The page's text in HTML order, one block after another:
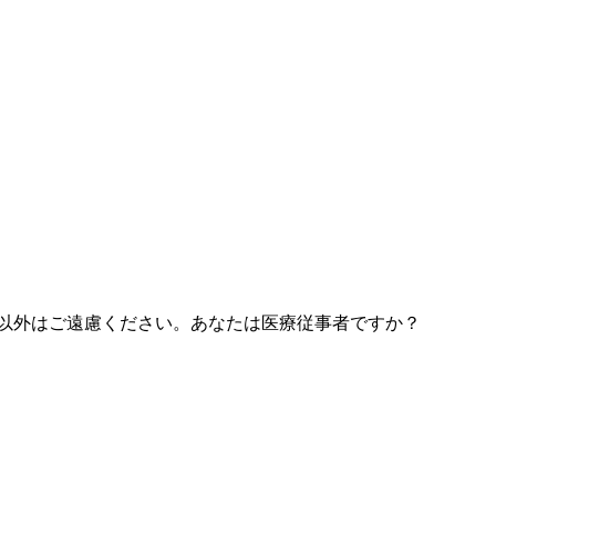
はご遠慮ください。あなたは医療従事者ですか？